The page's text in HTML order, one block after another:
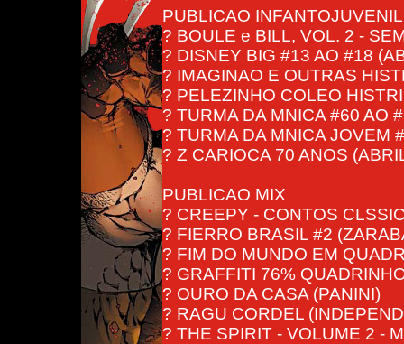
PUBLICAO INFANTOJUVENIL
? BOULE e BILL, VOL. 2 -
? DISNEY BIG #13 AO #18
? IMAGINAO E OUTRAS
? PELEZINHO COLEO
? TURMA DA MNICA #60 AO
? TURMA DA MNICA JOVEM
? Z CARIOCA 70 ANOS
PUBLICAO MIX
? CREEPY - CONTOS
? FIERRO BRASIL #2
? FIM DO MUNDO EM
? GRAFFITI 76%
? OURO DA CASA (PANINI)
? RAGU CORDEL
? THE SPIRIT - VOLUME 2 -